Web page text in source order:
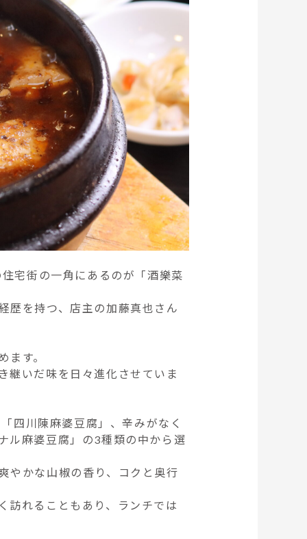
宅街の一角にあるのが「酒樂菜
歴を持つ、店主の加藤真也さん
ます。
継いだ味を日々進化させていま
四川陳麻婆豆腐」、辛みがなく
ル麻婆豆腐」の3種類の中から選
やかな山椒の香り、コクと奥行
訪れることもあり、ランチでは